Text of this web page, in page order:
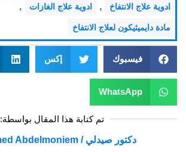
ادوية علاج الانتفاخ , ادوية علاج الغازات ,
مادة دايميثيكون لعلاج الانتفاخ
فيسبوك إكس
WhatsApp
تم كتابة هذا المقال بواسطة:
دكتور صيدلي / Mohamed Abdelmoniem